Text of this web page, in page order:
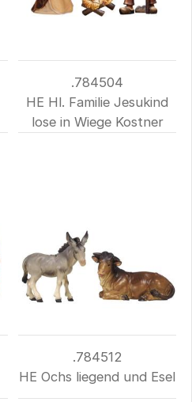
.784504
HE Hl. Familie Jesukind
lose in Wiege Kostner
.784512
HE Ochs liegend und Esel